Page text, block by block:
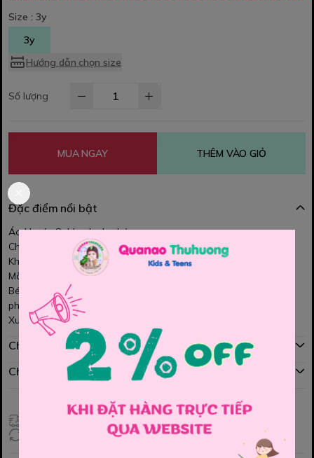
Size : 3y
3y
Hướng dẫn chọn size
Số lượng
MUA NGAY THÊM VÀO GIỎ
Đặc điểm nổi bật
Áo khoác Oshkosh cho bé.
Chất vải bông mỏng, mềm mịn, co dãn nhẹ.
Khóa kéo êm trơn, dễ dàng sử dụng.
Màu sắc tươi sáng, họa tiết dễ thương.
Bé có thể mặc chống nắng và rất hợp trong thời tiết se lạnh rất
phù hợp nhé các Mom.
Xuất sứ Việt nam
Chính sách mua hàng
Chính sách đổi hàng
Giao hàng toàn quốc
Đổi hàng 3 ngày (HCM), 7 ngày (Tỉnh)